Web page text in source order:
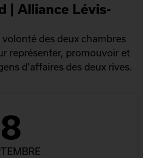
| Alliance Lévis-
des deux chambres
représenter, promouvoir et
d'affaires des deux rives.
8